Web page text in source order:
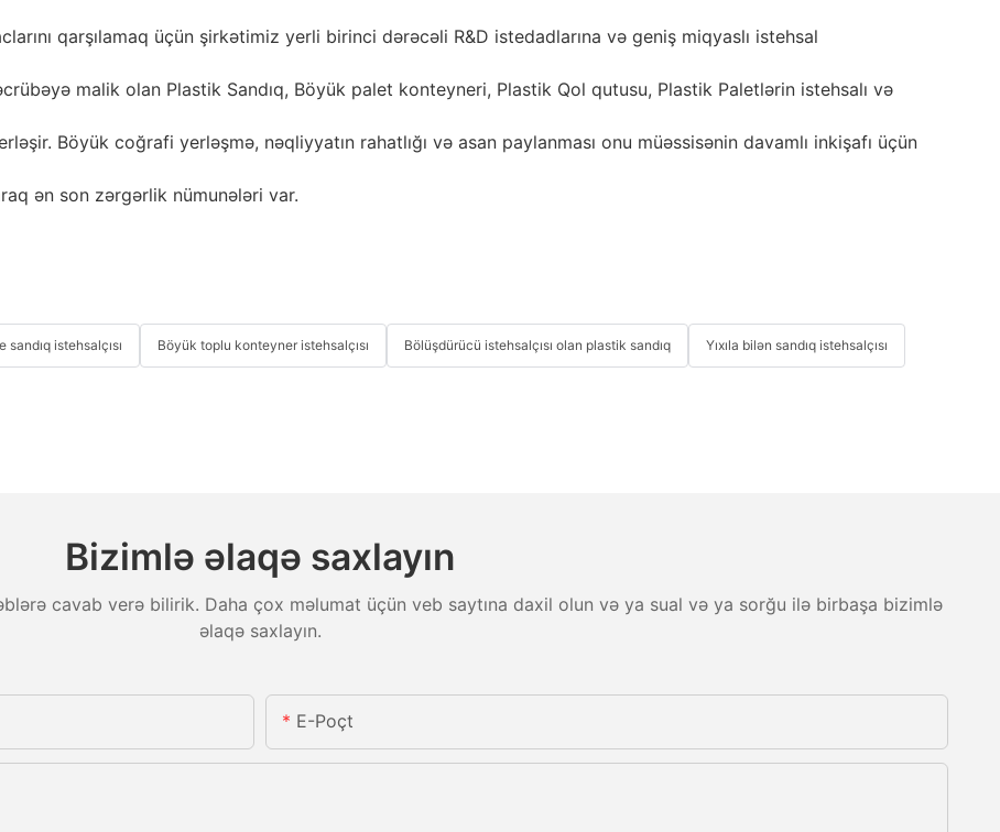
qarşılamaq üçün şirkətimiz yerli birinci dərəcəli R&D istedadlarına və geniş miqyaslı istehsal
malik olan Plastik Sandıq, Böyük palet konteyneri, Plastik Qol qutusu, Plastik Paletlərin istehsalı və
Böyük coğrafi yerləşmə, nəqliyyatın rahatlığı və asan paylanması onu müəssisənin davamlı inkişafı üçün
ən son zərgərlik nümunələri var.
sandıq istehsalçısı Böyük toplu konteyner istehsalçısı Bölüşdürücü istehsalçısı olan plastik sandıq Yıxıla bilən sandıq istehsalçısı
Bizimlə əlaqə saxlayın
cavab verə bilirik. Daha çox məlumat üçün veb saytına daxil olun və ya sual və ya sorğu ilə birbaşa bizimlə
əlaqə saxlayın.
E-Poçt